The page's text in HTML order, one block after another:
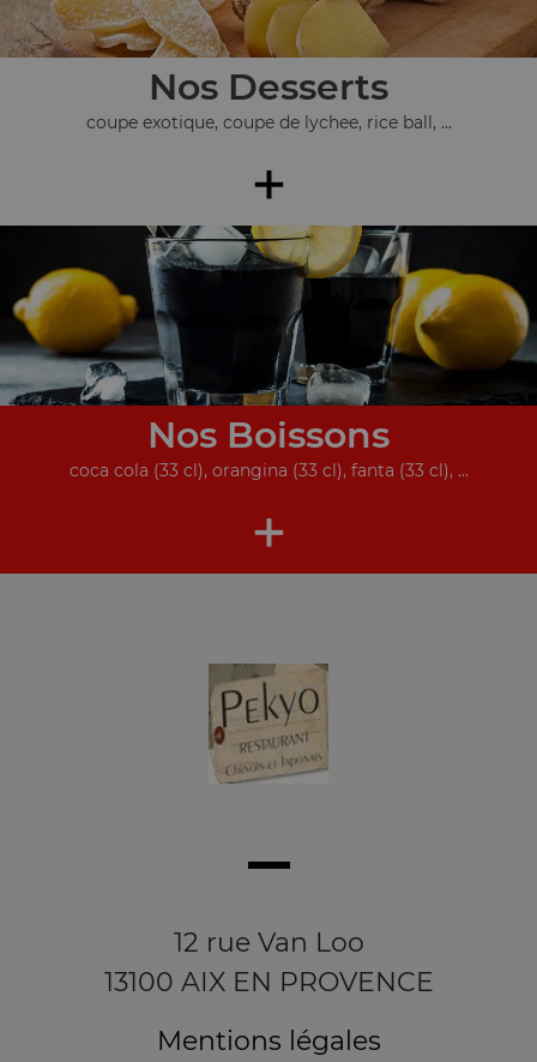
Nos Desserts
coupe exotique, coupe de lychee, rice ball, ...
+
Nos Boissons
coca cola (33 cl), orangina (33 cl), fanta (33 cl), ...
+
12 rue Van Loo
13100 AIX EN PROVENCE
Mentions légales